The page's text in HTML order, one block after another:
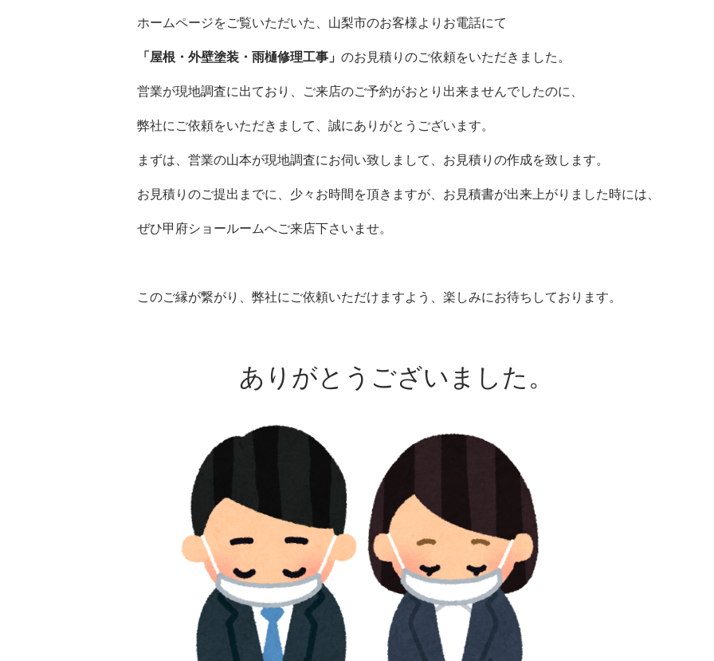
ホームページをご覧いただいた、山梨市のお客様よりお電話にて
「屋根・外壁塗装・雨樋修理工事」 のお見積りのご依頼をいただきました。
営業が現地調査に出ており、ご来店のご予約がおとり出来ませんでしたのに、
弊社にご依頼をいただきまして、誠にありがとうございます。
まずは、営業の山本が現地調査にお伺い致しまして、お見積りの作成を致します。
お見積りのご提出までに、少々お時間を頂きますが、お見積書が出来上がりました時には、
ぜひ甲府ショールームへご来店下さいませ。
このご縁が繋がり、弊社にご依頼いただけますよう、楽しみにお待ちしております。
ありがとうございました。